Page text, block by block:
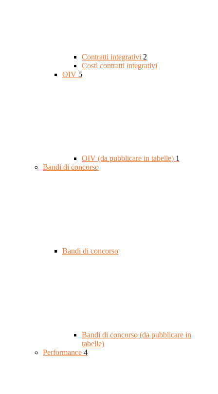
Contratti integrativi 2
Costi contratti integrativi
OIV 5
OIV (da pubblicare in tabelle) 1
Bandi di concorso
Bandi di concorso
Bandi di concorso (da pubblicare in
tabelle)
Performance 4